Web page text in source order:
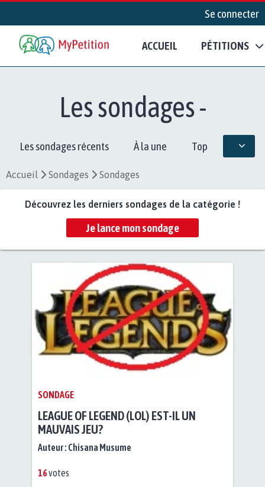
Se connecter
ACCUEIL PÉTITIONS
Les sondages -
Les sondages récents À la une Top
Accueil Sondages Sondages
Découvrez les derniers sondages de la catégorie !
Je lance mon sondage
SONDAGE
LEAGUE OF LEGEND (LOL) EST-IL UN
MAUVAIS JEU?
Auteur : Chisana Musume
16votes